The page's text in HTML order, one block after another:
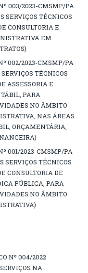
003/2023-CMSMP/PA
SERVIÇOS TÉCNICOS
CONSULTORIA E
EM
002/2023-CMSMP/PA
TÉCNICOS
ASSESSORIA E
PARA
NO ÂMBITO
NAS ÁREAS
ORÇAMENTÁRIA,
001/2023-CMSMP/PA
SERVIÇOS TÉCNICOS
CONSULTORIA DE
PÚBLICA, PARA
NO ÂMBITO
Nº 004/2022
NA